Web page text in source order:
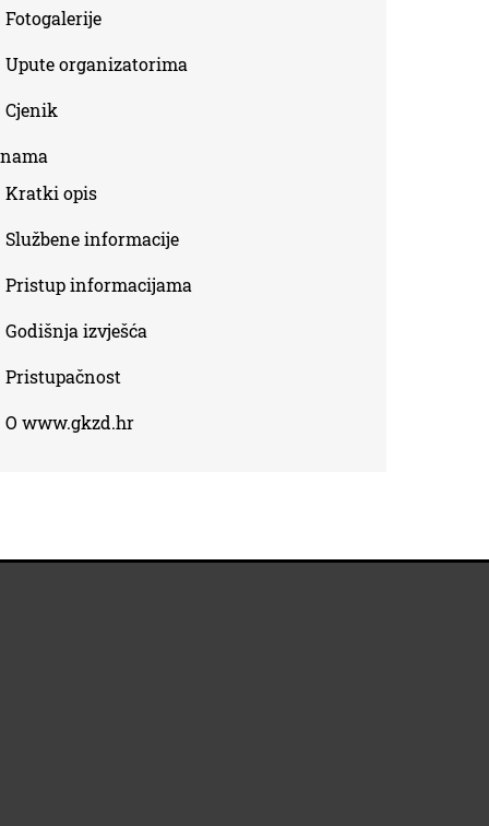
Fotogalerije
Upute organizatorima
Cjenik
Kratki opis
Službene informacije
Pristup informacijama
Godišnja izvješća
Pristupačnost
O www.gkzd.hr